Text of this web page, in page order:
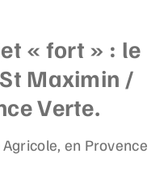
« fort » : le
Maximin /
Verte.
en Provence